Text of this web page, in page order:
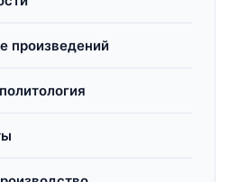
произведений